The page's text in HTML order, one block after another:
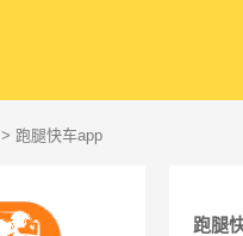
> 跑腿快车app
跑腿